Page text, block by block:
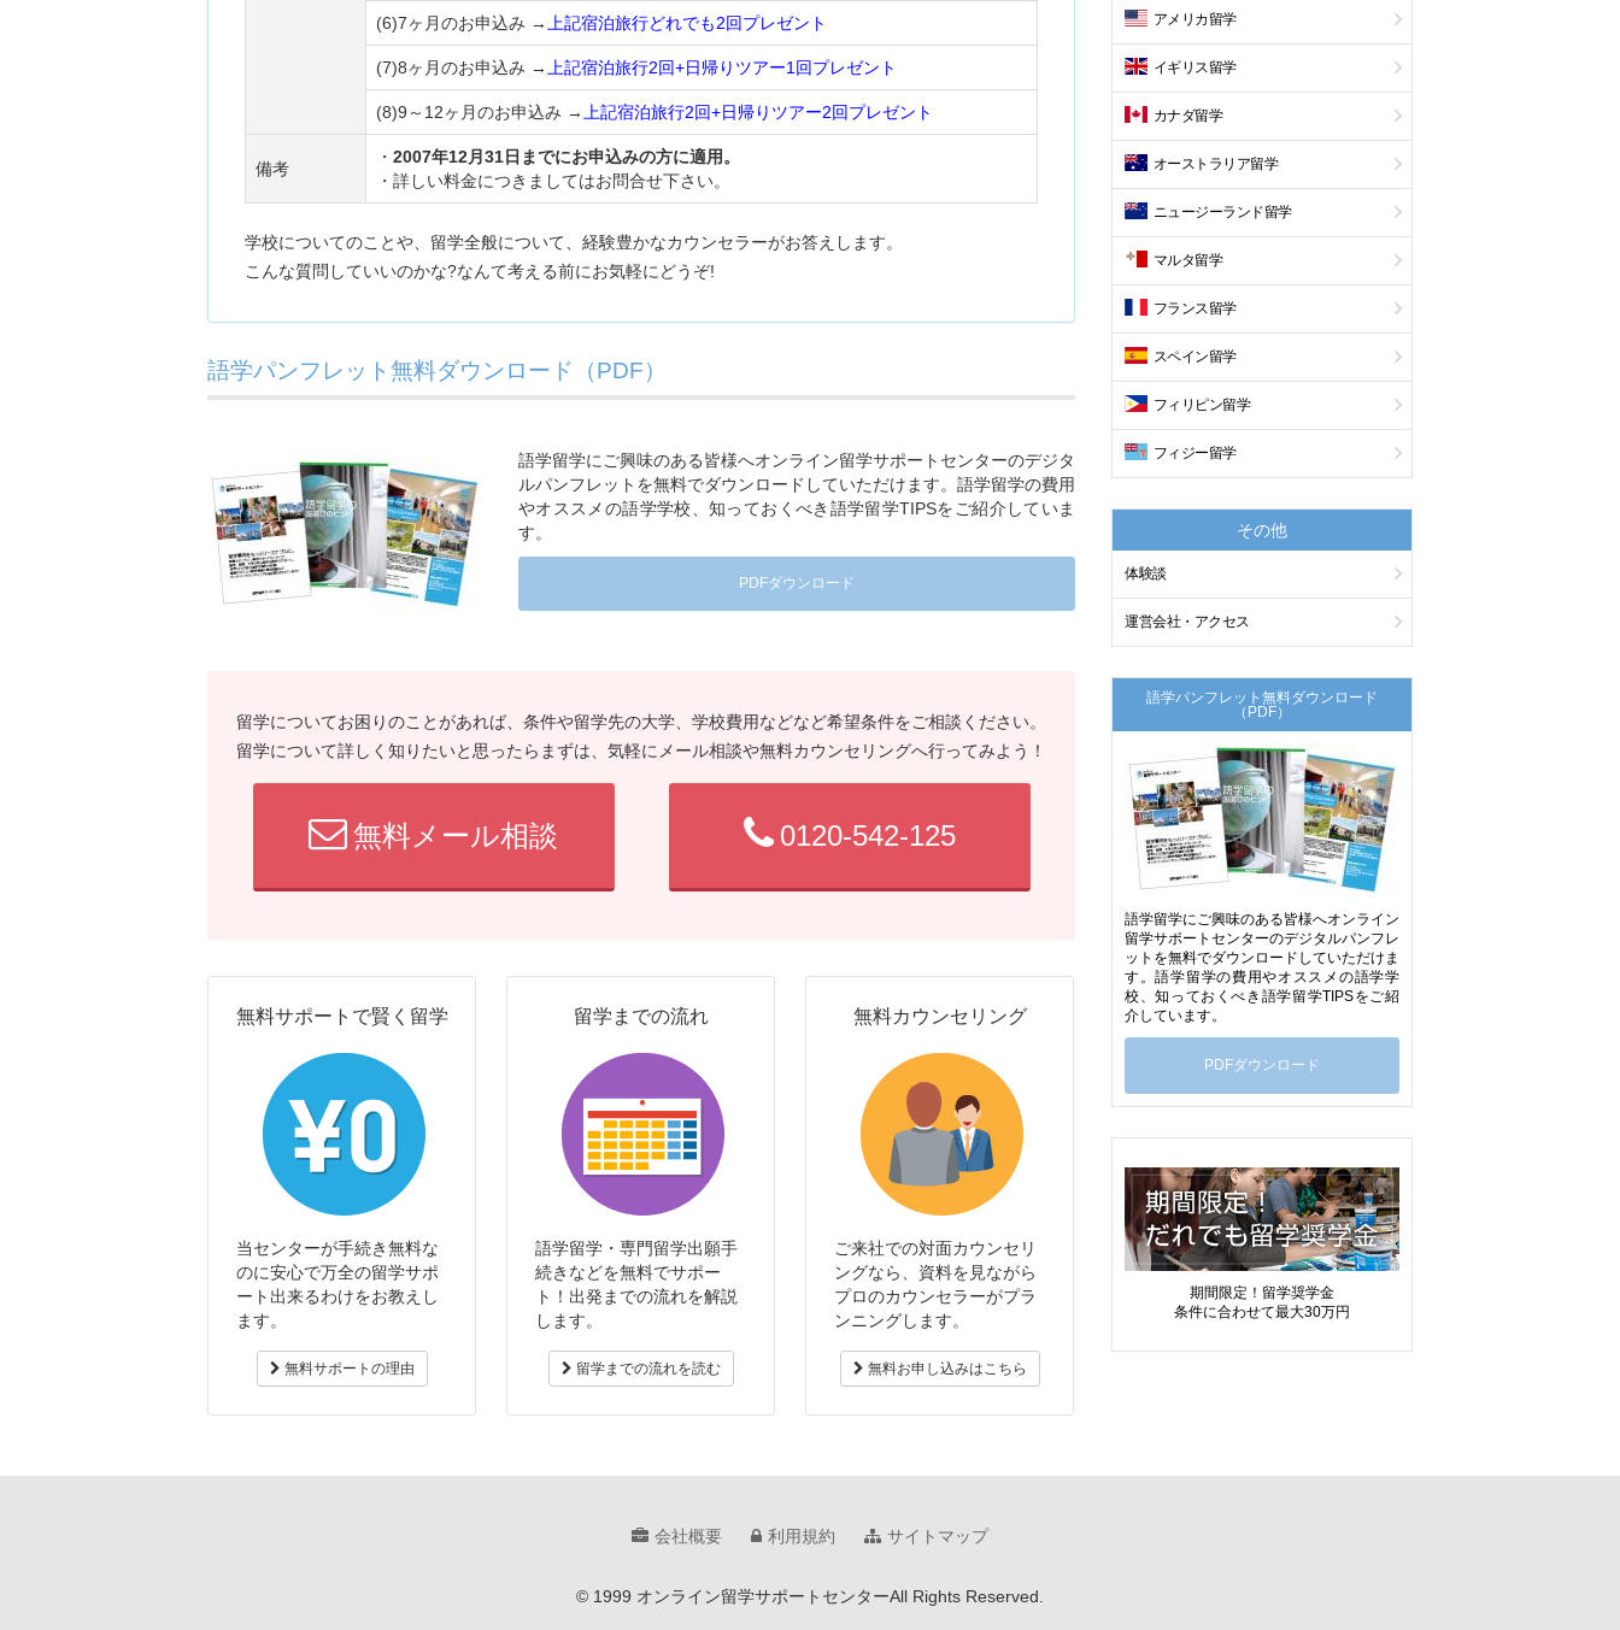
(6)7ヶ月のお申込み → 上記宿泊旅行どれでも2回プレゼント
(7)8ヶ月のお申込み → 上記宿泊旅行2回+日帰りツアー1回プレゼント
(8)9～12ヶ月のお申込み → 上記宿泊旅行2回+日帰りツアー2回プレゼント
備考
・ 2007年12月31日までにお申込みの方に適用。
・詳しい料金につきましてはお問合せ下さい。
学校についてのことや、留学全般について、経験豊かなカウンセラーがお答えします。
こんな質問していいのかな?なんて考える前にお気軽にどうぞ!
語学パンフレット無料ダウンロード（PDF）
語学留学にご興味のある皆様へオンライン留学サポートセンターのデジタ
ルパンフレットを無料でダウンロードしていただけます。語学留学の費用
やオススメの語学学校、知っておくべき語学留学TIPSをご紹介していま
す。
PDFダウンロード
留学についてお困りのことがあれば、条件や留学先の大学、学校費用などなど希望条件をご相談ください。
留学について詳しく知りたいと思ったらまずは、気軽にメール相談や無料カウンセリングへ行ってみよう！
無料メール相談 0120-542-125
無料サポートで賢く留学
当センターが手続き無料な
のに安心で万全の留学サポ
ート出来るわけをお教えし
ます。
無料サポートの理由
留学までの流れ
語学留学・専門留学出願手
続きなどを無料でサポー
ト！出発までの流れを解説
します。
留学までの流れを読む
無料カウンセリング
ご来社での対面カウンセリ
ングなら、資料を見ながら
プロのカウンセラーがプラ
ンニングします。
無料お申し込みはこちら
アメリカ留学
イギリス留学
カナダ留学
オーストラリア留学
ニュージーランド留学
マルタ留学
フランス留学
スペイン留学
フィリピン留学
フィジー留学
その他
体験談
運営会社・アクセス
語学パンフレット無料ダウンロード
（PDF）
語学留学にご興味のある皆様へオンライン
留学サポートセンターのデジタルパンフレ
ットを無料でダウンロードしていただけま
す。語学留学の費用やオススメの語学学
校、知っておくべき語学留学TIPSをご紹
介しています。
PDFダウンロード
期間限定！留学奨学金
条件に合わせて最大30万円
会社概要 利用規約 サイトマップ
© 1999 オンライン留学サポートセンターAll Rights Reserved.